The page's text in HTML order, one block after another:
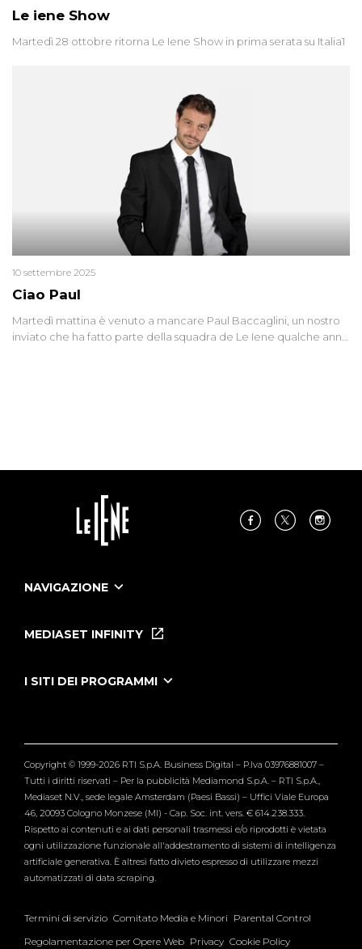
Le iene Show
Martedì 28 ottobre ritorna Le Iene Show in prima serata su Italia1
Ciao Paul
10 settembre 2025
Martedì mattina è venuto a mancare Paul Baccaglini, un nostro
inviato che ha fatto parte della squadra de Le Iene qualche anno
NAVIGAZIONE
Le Iene Presentano Inside
Tutti i servizi
MEDIASET INFINITY
I SITI DEI PROGRAMMI
Verissimo
Copyright © 1999-2026 RTI S.p.A. Business Digital – P.Iva 03976881007 –
Tutti i diritti riservati – Per la pubblicità Mediamond S.p.A. – RTI S.p.A.,
Mediaset N.V., sede legale Amsterdam (Paesi Bassi) – Uffici Viale Europa
46, 20093 Cologno Monzese (MI) - Cap. Soc. int. vers. € 614.238.333.
Rispetto ai contenuti e ai dati personali trasmessi e/o riprodotti è vietata
ogni utilizzazione funzionale all'addestramento di sistemi di intelligenza
artificiale generativa. È altresì fatto divieto espresso di utilizzare mezzi
automatizzati di data scraping.
Termini di servizio Comitato Media e Minori Parental Control
Regolamentazione per Opere Web Privacy Cookie Policy